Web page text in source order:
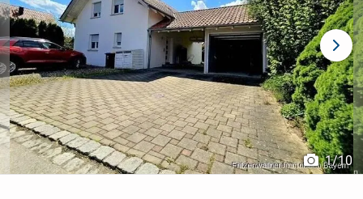
vorheriges Bild
1/10